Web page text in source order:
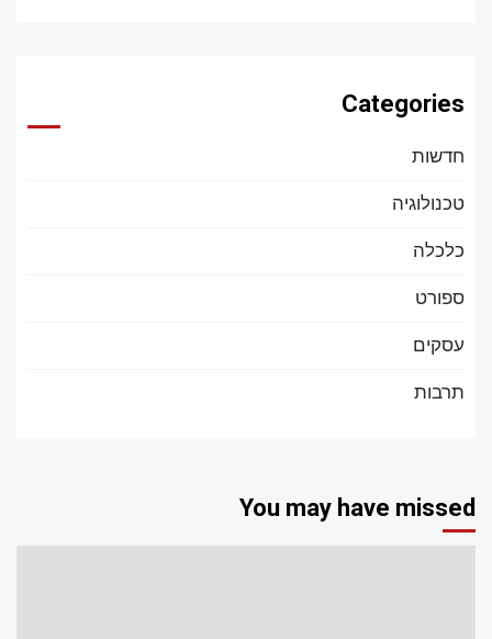
Categories
חדשות
טכנולוגיה
כלכלה
ספורט
עסקים
תרבות
You may have missed